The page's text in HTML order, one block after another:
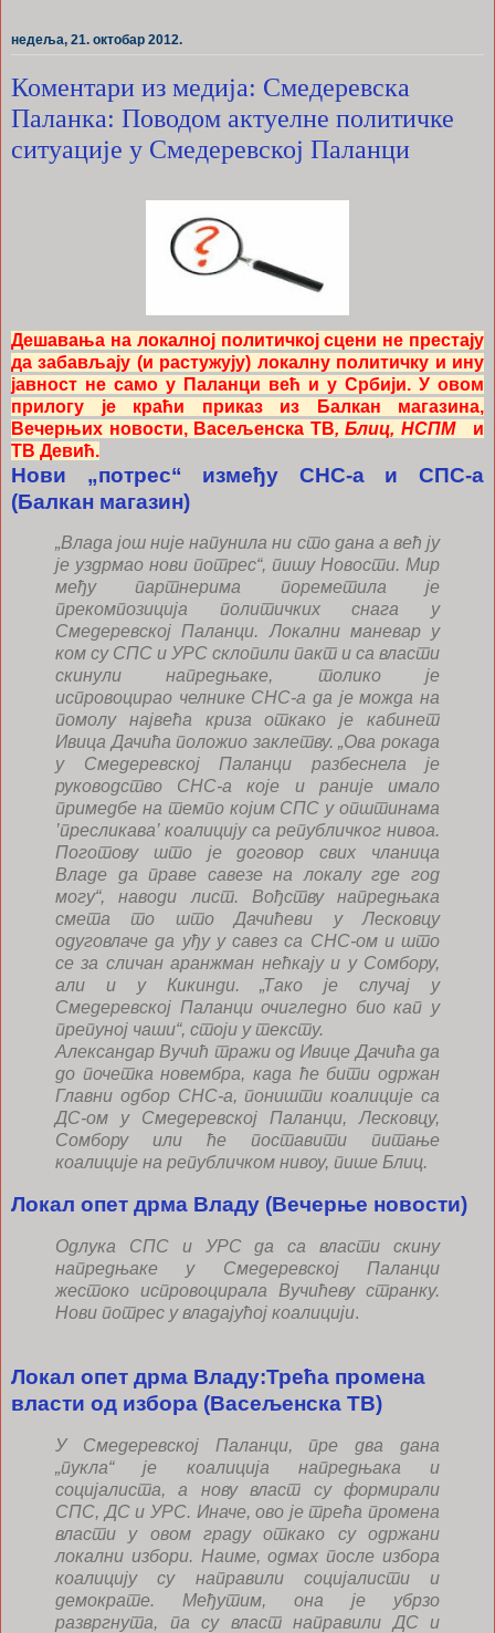
недеља, 21. октобар 2012.
Коментари из медија: Смедеревска
Паланка: Поводом актуелне политичке
ситуације у Смедеревској Паланци
Дешавања на локалној политичкој сцени не престају
да забављају (и растужују) локалну политичку и ину
јавност не само у Паланци већ и у Србији. У овом
прилогу је краћи приказ из Балкан магазина,
Вечерњих новости, Васељенска ТВ, Блиц, НСПМ
и
ТВ Девић.
Нови „потрес“ између СНС-а и СПС-а
(Балкан магазин)
„Влада још није напунила ни сто дана а већ ју
је уздрмао нови потрес“, пишу Новости. Мир
међу партнерима пореметила је
прекомпозиција политичких снага у
Смедеревској Паланци. Локални маневар у
ком су СПС и УРС склопили пакт и са власти
скинули напредњаке, толико је
испровоцирао челнике СНС-а да је можда на
помолу највећа криза откако је кабинет
Ивица Дачића положио заклетву. „Ова рокада
у Смедеревској Паланци разбеснела је
руководство СНС-а које и раније имало
примедбе на темпо којим СПС у општинама
’пресликава’ коалицију са републичког нивоа.
Поготову што је договор свих чланица
Владе да праве савезе на локалу где год
могу“, наводи лист. Вођству напредњака
смета то што Дачићеви у Лесковцу
одуговлаче да уђу у савез са СНС-ом и што
се за сличан аранжман нећкају и у Сомбору,
али и у Кикинди. „Тако је случај у
Смедеревској Паланци очигледно био кап у
препуној чаши“, стоји у тексту.
Александар Вучић тражи од Ивице Дачића да
до почетка новембра, када ће бити одржан
Главни одбор СНС-а, поништи коалиције са
ДС-ом у Смедеревској Паланци, Лесковцу,
Сомбору или ће поставити питање
коалиције на републичком нивоу, пише Блиц.
Локал опет дрма Владу (Вечерње новости)
Одлука СПС и УРС да са власти скину
напредњаке у Смедеревској Паланци
жестоко испровоцирала Вучићеву странку.
Нови потрес у владајућој коалицији.
Локал опет дрма Владу:Трећа промена
власти од избора (Васељенска ТВ)
У Смедеревској Паланци, пре два дана
„пукла“ је коалиција напредњака и
социјалиста, а нову власт су формирали
СПС, ДС и УРС. Иначе, ово је трећа промена
власти у овом граду откако су одржани
локални избори. Наиме, одмах после избора
коалицију су направили социјалисти и
демократе. Међутим, она је убрзо
развргнута, па су власт направили ДС и